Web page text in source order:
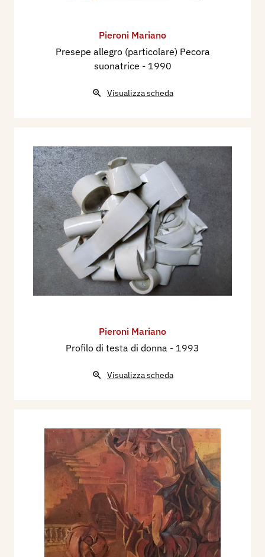
Pieroni Mariano
Presepe allegro (particolare) Pecora
suonatrice - 1990
Visualizza scheda
Pieroni Mariano
Profilo di testa di donna - 1993
Visualizza scheda